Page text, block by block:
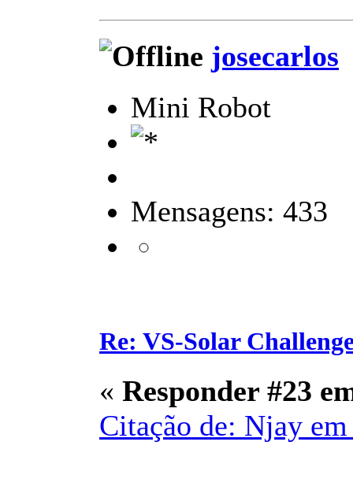
josecarlos
Mini Robot
Mensagens: 433
Re: VS-Solar
« Responder #23
Citação de: Njay